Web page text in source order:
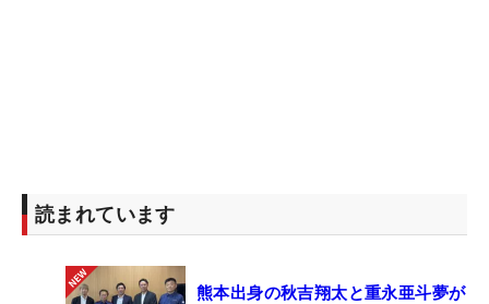
読まれています
熊本出身の秋吉翔太と重永亜斗夢が